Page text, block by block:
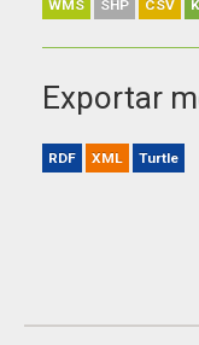
WMS SHP CSV
Exportar
RDF XML Turtle